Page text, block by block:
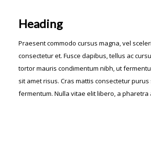
Heading
Praesent commodo cursus magna, vel
consectetur et. Fusce dapibus, tellus ac
tortor mauris condimentum nibh, ut
sit amet risus. Cras mattis consectetur purus
fermentum. Nulla vitae elit libero, a pharetra